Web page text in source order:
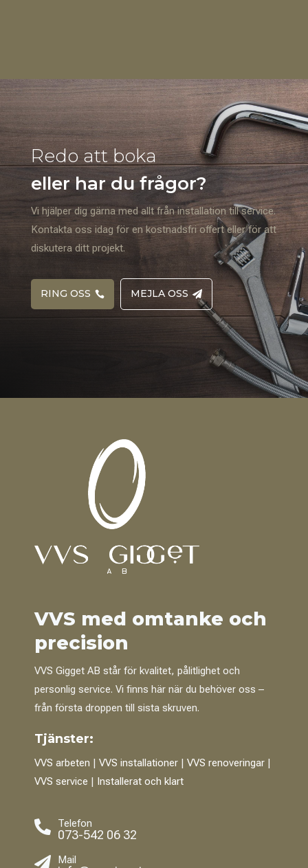
Redo att boka
eller har du frågor?
Vi hjälper dig gärna med allt från installation till service.
Kontakta oss idag för en kostnadsfri offert eller för att
diskutera ditt projekt.
RING OSS  MEJLA OSS 
VVS med omtanke och
precision
VVS Gigget AB står för kvalitet, pålitlighet och
personlig service. Vi finns här när du behöver oss –
från första droppen till sista skruven.
Tjänster:
VVS arbeten | VVS installationer| VVS renoveringar|
VVS service | Installerat och klart
 Telefon
073-542 06 32
 Mail